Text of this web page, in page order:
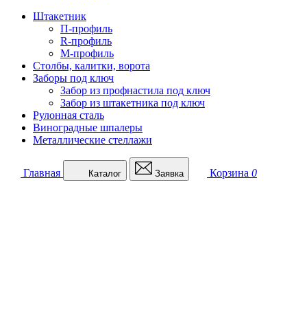
Штакетник
П-профиль
R-профиль
М-профиль
Столбы, калитки, ворота
Заборы под ключ
Забор из профнастила под ключ
Забор из штакетника под ключ
Рулонная сталь
Виноградные шпалеры
Металлические стеллажи
Главная Каталог Заявка Корзина 0